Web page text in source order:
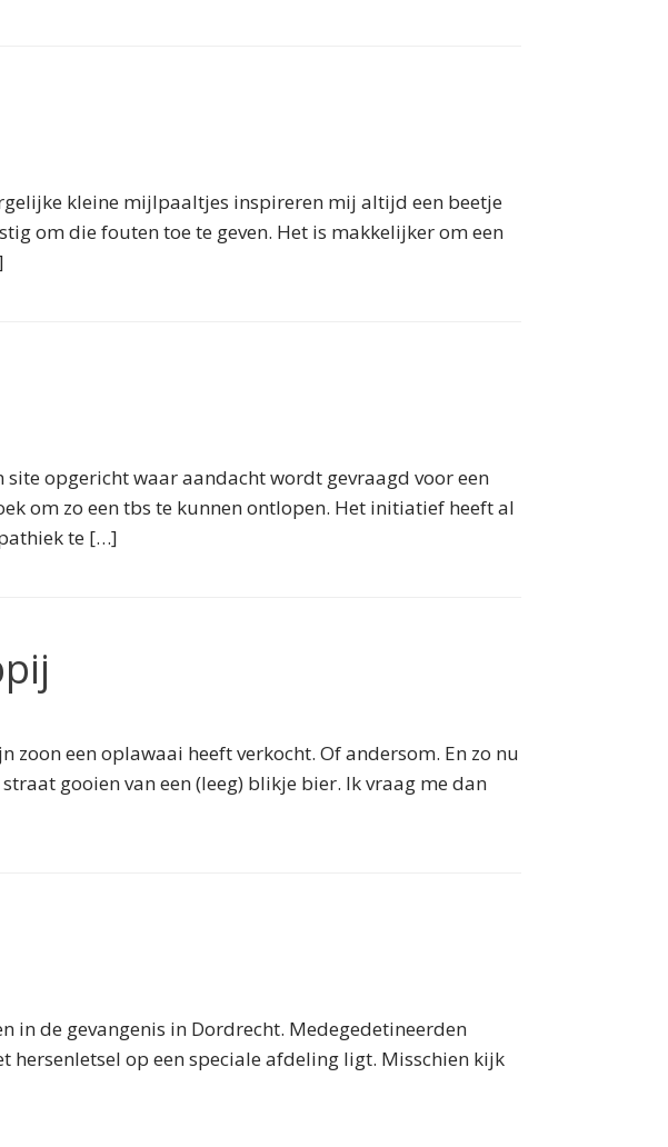
kleine mijlpaaltjes inspireren mij altijd een beetje
om die fouten toe te geven. Het is makkelijker om een
opgericht waar aandacht wordt gevraagd voor een
om zo een tbs te kunnen ontlopen. Het initiatief heeft al
te […]
zoon een oplawaai heeft verkocht. Of andersom. En zo nu
gooien van een (leeg) blikje bier. Ik vraag me dan
in de gevangenis in Dordrecht. Medegedetineerden
hersenletsel op een speciale afdeling ligt. Misschien kijk